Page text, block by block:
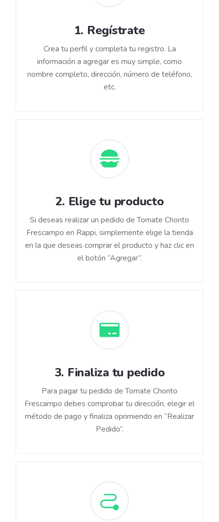
1. Regístrate
Crea tu perfil y completa tu registro. La
información a agregar es muy simple, como
nombre completo, dirección, número de teléfono,
etc.
2. Elige tu producto
Si deseas realizar un pedido de Tomate Chonto
Frescampo en Rappi, simplemente elige la tienda
en la que deseas comprar el producto y haz clic en
el botón “Agregar”.
3. Finaliza tu pedido
Para pagar tu pedido de Tomate Chonto
Frescampo debes comprobar tu dirección, elegir el
método de pago y finaliza oprimiendo en “Realizar
Pedido”.